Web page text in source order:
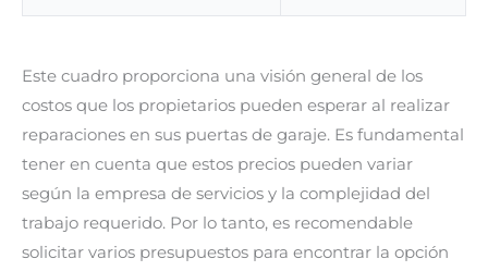
Este cuadro proporciona una visión general de los
costos que los propietarios pueden esperar al realizar
reparaciones en sus puertas de garaje. Es fundamental
tener en cuenta que estos precios pueden variar
según la empresa de servicios y la complejidad del
trabajo requerido. Por lo tanto, es recomendable
solicitar varios presupuestos para encontrar la opción